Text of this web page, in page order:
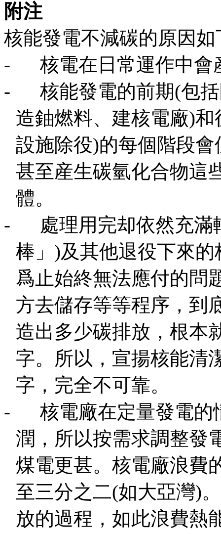
附注
核能發電不減碳的原因如
-
核電在日常運作中
-
核能發電的前期(包
造鈾燃料、建核電廠)和
設施除役)的每個階段
甚至産生碳氫化合物這
體。
-
處理用完却依然充
棒」 )及其他退役下來
爲止始終無法應付的問
方去儲存等等程序，到
造出多少碳排放 ，根本
字。所以，宣揚核能清
字，完全不可靠。
-
核電廠在定量發電
潤，所以按需求調整發
煤電更甚。核電廠浪費
至三分之二(如大亞灣)
放的過程，如此浪費熱